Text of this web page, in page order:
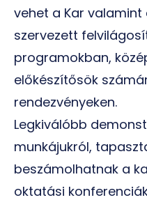
vehet a Kar valamint
szervezett
programokban,
előkészítősök
rendezvényeken.
Legkiválóbb
munkájukról,
beszámolhatnak a
oktatási